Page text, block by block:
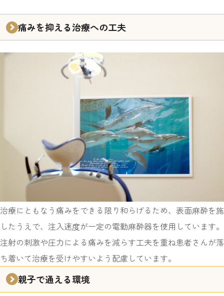
痛みを抑える治療への工夫
治療にともなう痛みをできる限り和らげるため、 表面麻酔を施
したうえで、注入速度が一定の電動麻酔器を使用しています。
注射の刺激や圧力による痛みを減らす工夫を重ね患者さんが落
ち着いて治療を受けやすいよう配慮しています。
親子で通える環境